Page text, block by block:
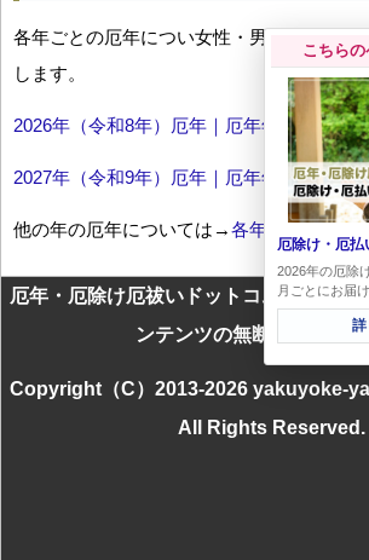
各年ごとの厄年につい女性・男性の年齢早
します。
2026年（令和8年）厄年｜厄年年齢早見表
2027年（令和9年）厄年｜厄年年齢早見表
他の年の厄年については→各年厄年一覧
厄年・厄除け厄祓いドットコムに掲載の
ンテンツの無断転載を禁
Copyright（C）2013-2026 yakuyoke-
All Rights Reserved.
こちら
厄除け・厄
2026年の厄除
月ごとにお届け